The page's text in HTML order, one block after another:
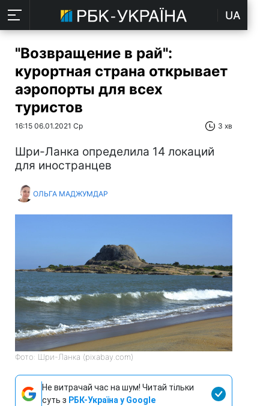
UA
"Возвращение в рай":
курортная страна открывает
аэропорты для всех
туристов
16:15 06.01.2021 Ср 3 хв
Шри-Ланка определила 14 локаций
для иностранцев
ОЛЬГА МАДЖУМДАР
Фото: Шри-Ланка (pixabay.com)
Не витрачай час на шум! Читай тільки
суть з РБК-Україна у Google